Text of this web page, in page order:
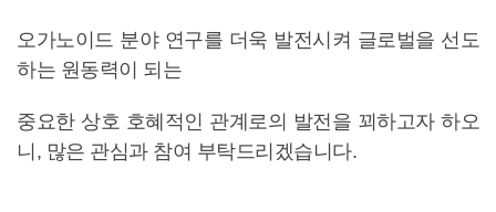
오가노이드 분야 연구를 더욱 발전시켜 글로벌을 선도
하는 원동력이 되는
중요한 상호 호혜적인 관계로의 발전을 꾀하고자 하오
니, 많은 관심과 참여 부탁드리겠습니다.